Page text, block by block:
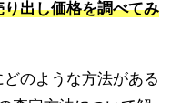
出し価格を調べてみ
のような方法がある